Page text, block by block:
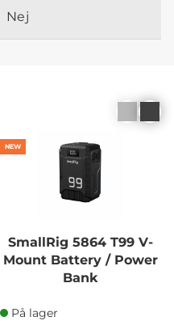
Nej
NEW
SmallRig 5864 T99 V-
Mount Battery / Power
Bank
På lager